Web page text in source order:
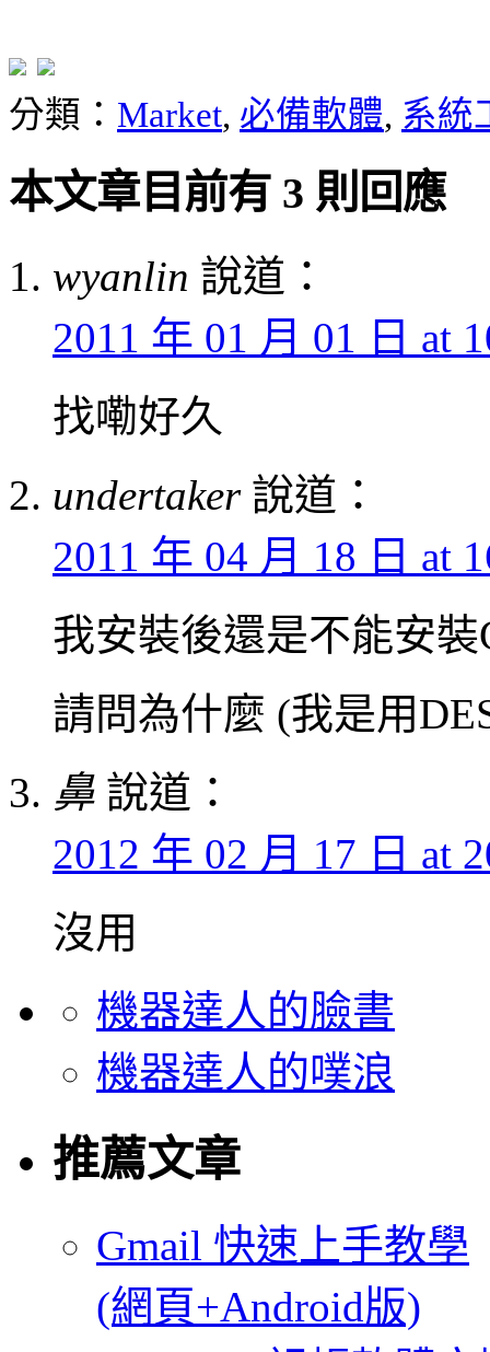
分類： Market, 必備軟體, 系統
本文章目前有 3 則回應
wyanlin 說道：
2011 年 01 月 01 日 at
找嘞好久
undertaker 說道：
2011 年 04 月 18 日 at
我安裝後還是不能安
請問為什麼 (我是用
鼻 說道：
2012 年 02 月 17 日 at
沒用
機器達人的臉書
機器達人的噗浪
推薦文章
Gmail 快速上手教學
(網頁+Android版)